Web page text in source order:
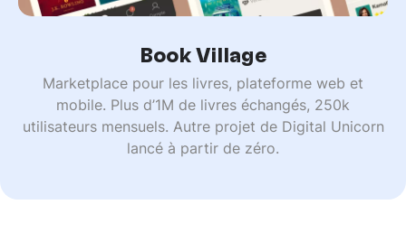
Book Village
Marketplace pour les livres, plateforme web et
mobile. Plus d’1M de livres échangés, 250k
utilisateurs mensuels. Autre projet de Digital Unicorn
lancé à partir de zéro.